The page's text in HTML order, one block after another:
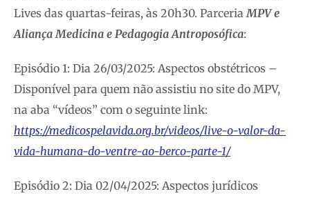
Lives das quartas-feiras, às 20h30. Parceria MPV e
Aliança Medicina e Pedagogia Antroposófica:
Episódio 1: Dia 26/03/2025: Aspectos obstétricos –
Disponível para quem não assistiu no site do MPV,
na aba “vídeos” com o seguinte link:
https://medicospelavida.org.br/videos/live-o-valor-da-
vida-humana-do-ventre-ao-berco-parte-1/
Episódio 2: Dia 02/04/2025: Aspectos jurídicos